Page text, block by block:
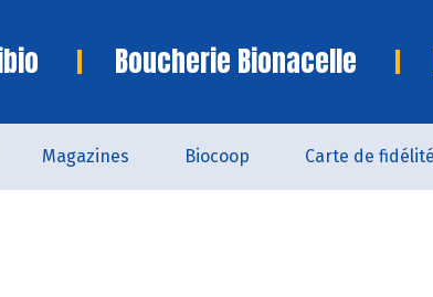
Boucherie Bionacelle
Magazines Biocoop